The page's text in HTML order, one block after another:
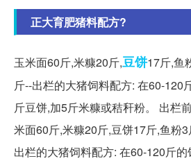
正大育肥猪料配方?
玉米面60斤,米糠20斤,豆饼17斤,鱼
斤--出栏的大猪饲料配方: 在60-120
斤豆饼,加5斤米糠或秸秆粉。 出栏
米面60斤,米糠20斤,豆饼17斤,鱼粉
出栏的大猪饲料配方: 在60-120斤